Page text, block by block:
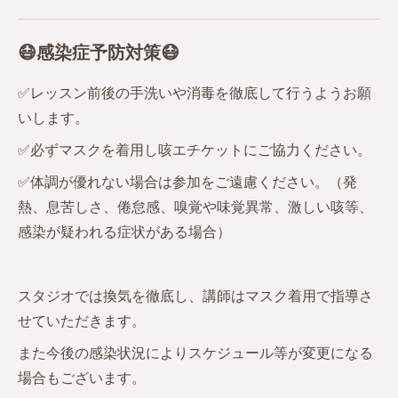
😷感染症予防対策😷
✅レッスン前後の手洗いや消毒を徹底して行うようお願
いします。
✅必ずマスクを着用し咳エチケットにご協力ください。
✅体調が優れない場合は参加をご遠慮ください。（発
熱、息苦しさ、倦怠感、嗅覚や味覚異常、激しい咳等、
感染が疑われる症状がある場合）
スタジオでは換気を徹底し、講師はマスク着用で指導さ
せていただきます。
また今後の感染状況によりスケジュール等が変更になる
場合もございます。